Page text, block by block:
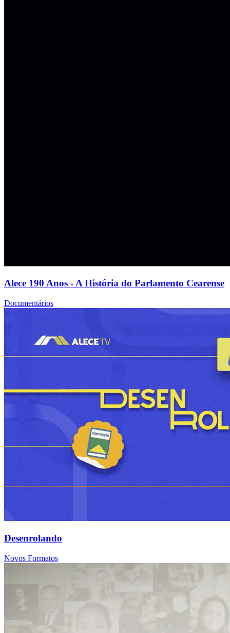
Alece 190 Anos - A História do Parlamento Cearense
Documentários
Desenrolando
Novos Formatos